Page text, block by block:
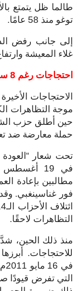
طالما ظل يتمتع
توغو منذ 58 عامًا.
إلى جانب رفض
غلاء المعيشة
احتجاجات رغم 8 سنوات من تقييد المجال المدني:
الاحتجاجات
حين أطلق حزب
حملة معارضة ضد
فور غناسينغبي.
التظاهرات لاحقًا.
منذ ذلك الحين،
التي تفرض قيودًا